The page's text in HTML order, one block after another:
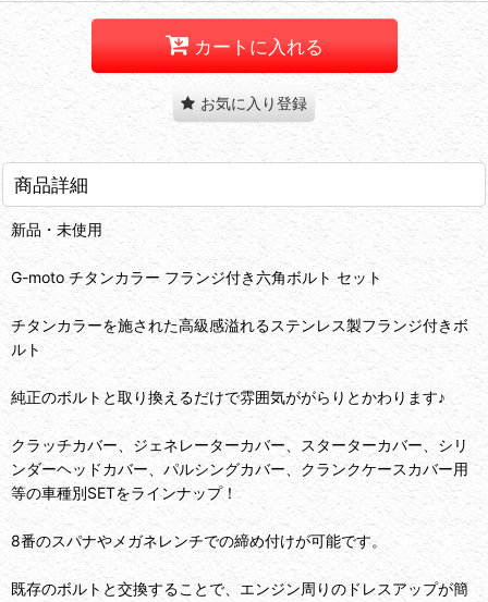
カートに入れる
お気に入り登録
商品詳細
新品・未使用
G-moto チタンカラー フランジ付き六角ボルト セット
チタンカラーを施された高級感溢れるステンレス製フランジ付きボ
ルト
純正のボルトと取り換えるだけで雰囲気ががらりとかわります♪
クラッチカバー、ジェネレーターカバー、スターターカバー、シリ
ンダーヘッドカバー、パルシングカバー、クランクケースカバー用
等の車種別SETをラインナップ！
8番のスパナやメガネレンチでの締め付けが可能です。
既存のボルトと交換することで、エンジン周りのドレスアップが簡